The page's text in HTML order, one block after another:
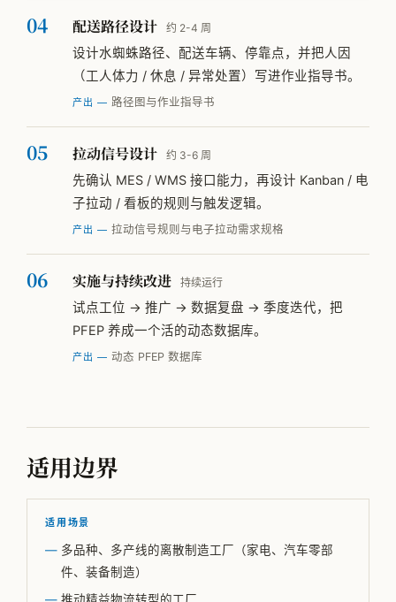
配送路径设计 约 2-4 周
设计水蜘蛛路径、配送车辆、停靠点，并把人因
（工人体力 / 休息 / 异常处置）写进作业指导书。
产出 — 路径图与作业指导书
拉动信号设计 约 3-6 周
先确认 MES / WMS 接口能力，再设计 Kanban / 电
子拉动 / 看板的规则与触发逻辑。
产出 — 拉动信号规则与电子拉动需求规格
实施与持续改进 持续运行
试点工位 → 推广 → 数据复盘 → 季度迭代，把
PFEP 养成一个活的动态数据库。
产出 — 动态 PFEP 数据库
适用边界
适用场景
多品种、多产线的离散制造工厂（家电、汽车零部
件、装备制造）